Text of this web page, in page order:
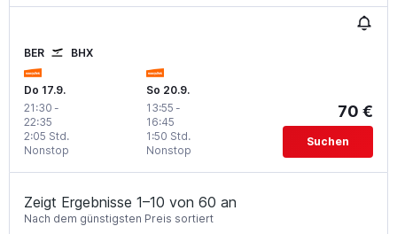
BER BHX
Do 17.9.
21:30 -
22:35
Nonstop
2:05 Std.
So 20.9.
13:55 -
16:45
Nonstop
1:50 Std.
70 €
Suchen
Zeigt Ergebnisse 1–10 von 60 an
Nach dem günstigsten Preis sortiert